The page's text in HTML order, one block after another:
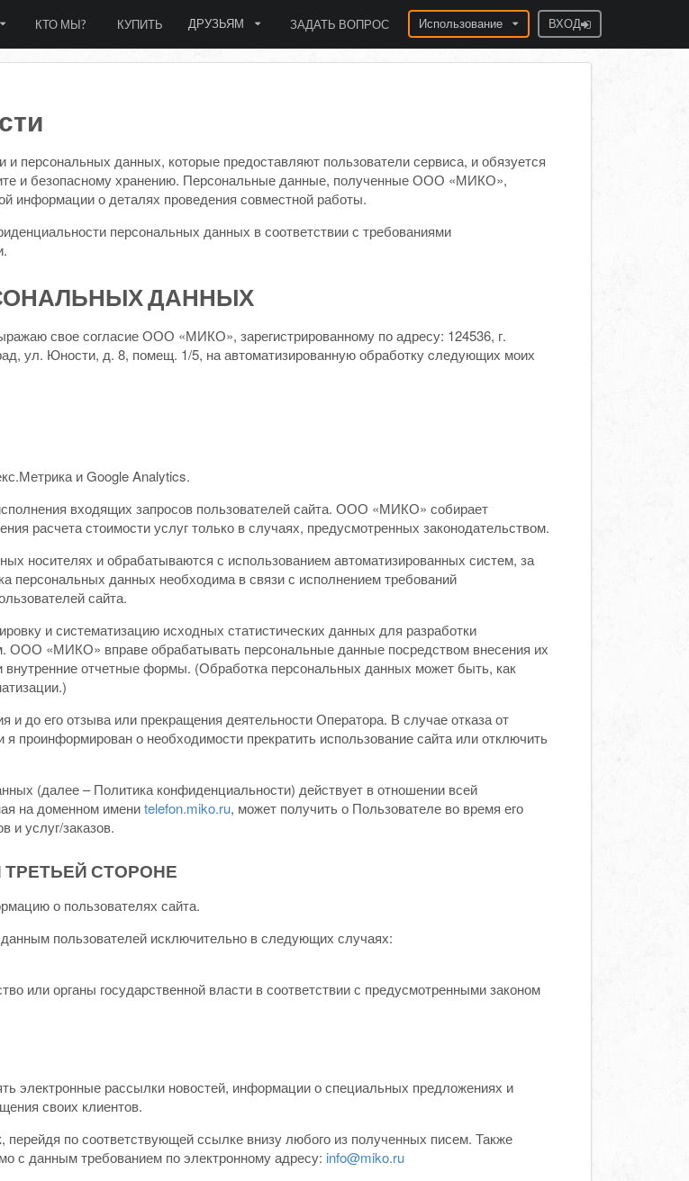
КТО МЫ? КУПИТЬ ДРУЗЬЯМ ЗАДАТЬ ВОПРОС Использование ВХОД
данных, которые предоставляют пользователи сервиса, и обязуется
и безопасному хранению. Персональные данные, полученные ООО «МИКО»,
информации о деталях проведения совместной работы.
персональных данных в соответствии с требованиями
ДАННЫХ
свое согласие ООО «МИКО», зарегистрированному по адресу: 124536, г.
ул. Юности, д. 8, помещ. 1/5, на автоматизированную обработку cледующих моих
и Google Analytics.
входящих запросов пользователей сайта. ООО «МИКО» собирает
расчета стоимости услуг только в случаях, предусмотренных законодательством.
носителях и обрабатываются с использованием автоматизированных систем, за
персональных данных необходима в связи с исполнением требований
сайта.
и систематизацию исходных статистических данных для разработки
ООО «МИКО» вправе обрабатывать персональные данные посредством внесения их
отчетные формы. (Обработка персональных данных может быть, как
и до его отзыва или прекращения деятельности Оператора. В случае отказа от
проинформирован о необходимости прекратить использование сайта или отключить
(далее – Политика конфиденциальности) действует в отношении всей
на доменном имениtelefon.miko.ru, может получить о Пользователе во время его
и услуг/заказов.
СТОРОНЕ
о пользователях сайта.
пользователей исключительно в следующих случаях:
или органы государственной власти в соответствии с предусмотренными законом
электронные рассылки новостей, информации о специальных предложениях и
своих клиентов.
по соответствующей ссылке внизу любого из полученных писем. Также
с данным требованием по электронному адресу: info@miko.ru